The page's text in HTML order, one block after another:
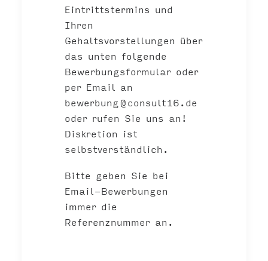
Eintrittstermins und
Ihren
Gehaltsvorstellungen über
das unten folgende
Bewerbungsformular oder
per Email an
bewerbung@consult16.de
oder rufen Sie uns an!
Diskretion ist
selbstverständlich.
Bitte geben Sie bei
Email-Bewerbungen
immer die
Referenznummer an.